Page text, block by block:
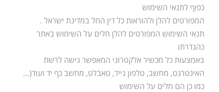
כפוף לתנאי השימוש
המפורטים להלן ולהוראות כל דין החל במדינת ישראל .
תנאי השימוש המפורטים להלן חלים על השימוש באתר
כהגדרתו
באמצעות כל מכשיר אלקטרוני המאפשר גישה לרשת
האינטרנט, מחשב, טלפון נייד, טאבלט, מחשב כף יד ועוד(…
כמו כן הם חלים על השימוש